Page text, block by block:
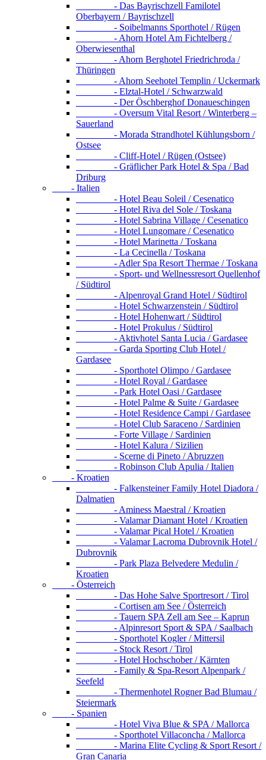
- Das Bayrischzell Familotel
Oberbayern / Bayrischzell
- Soibelmanns Sporthotel / Rügen
- Ahorn Hotel Am Fichtelberg /
Oberwiesenthal
- Ahorn Berghotel Friedrichroda /
Thüringen
- Ahorn Seehotel Templin / Uckermark
- Elztal-Hotel / Schwarzwald
- Der Öschberghof Donaueschingen
- Oversum Vital Resort / Winterberg –
Sauerland
- Morada Strandhotel Kühlungsborn /
Ostsee
- Cliff-Hotel / Rügen (Ostsee)
- Gräflicher Park Hotel & Spa / Bad
Driburg
- Italien
- Hotel Beau Soleil / Cesenatico
- Hotel Riva del Sole / Toskana
- Hotel Sabrina Village / Cesenatico
- Hotel Lungomare / Cesenatico
- Hotel Marinetta / Toskana
- La Cecinella / Toskana
- Adler Spa Resort Thermae / Toskana
- Sport- und Wellnessresort Quellenhof
/ Südtirol
- Alpenroyal Grand Hotel / Südtirol
- Hotel Schwarzenstein / Südtirol
- Hotel Hohenwart / Südtirol
- Hotel Prokulus / Südtirol
- Aktivhotel Santa Lucia / Gardasee
- Garda Sporting Club Hotel /
Gardasee
- Sporthotel Olimpo / Gardasee
- Hotel Royal / Gardasee
- Park Hotel Oasi / Gardasee
- Hotel Palme & Suite / Gardasee
- Hotel Residence Campi / Gardasee
- Hotel Club Saraceno / Sardinien
- Forte Village / Sardinien
- Hotel Kalura / Sizilien
- Scerne di Pineto / Abruzzen
- Robinson Club Apulia / Italien
- Kroatien
- Falkensteiner Family Hotel Diadora /
Dalmatien
- Aminess Maestral / Kroatien
- Valamar Diamant Hotel / Kroatien
- Valamar Pical Hotel / Kroatien
- Valamar Lacroma Dubrovnik Hotel /
Dubrovnik
- Park Plaza Belvedere Medulin /
Kroatien
- Österreich
- Das Hohe Salve Sportresort / Tirol
- Cortisen am See / Österreich
- Tauern SPA Zell am See – Kaprun
- Alpinresort Sport & SPA / Saalbach
- Sporthotel Kogler / Mittersil
- Stock Resort / Tirol
- Hotel Hochschober / Kärnten
- Family & Spa-Resort Alpenpark /
Seefeld
- Thermenhotel Rogner Bad Blumau /
Steiermark
- Spanien
- Hotel Viva Blue & SPA / Mallorca
- Sporthotel Villaconcha / Mallorca
- Marina Elite Cycling & Sport Resort /
Gran Canaria